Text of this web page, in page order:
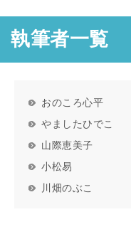
執筆者一覧
おのころ心平
やましたひでこ
山際恵美子
小松易
川畑のぶこ